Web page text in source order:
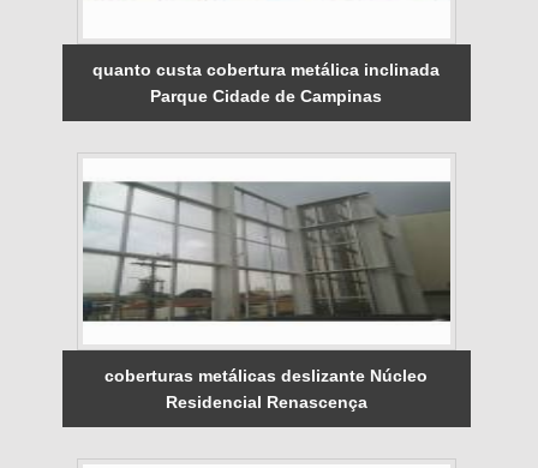
quanto custa cobertura metálica inclinada
Parque Cidade de Campinas
coberturas metálicas deslizante Núcleo
Residencial Renascença